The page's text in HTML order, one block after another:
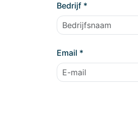
Bedrijf *
Email *